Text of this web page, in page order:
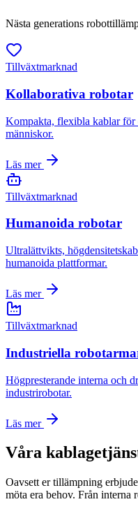
Nästa generations
Tillväxtmarknad
Kollaborativa robotar
Kompakta, flexibla kablar för
människor.
Läs mer
Tillväxtmarknad
Humanoida robotar
Ultralättvikts,
humanoida plattformar.
Läs mer
Tillväxtmarknad
Industriella
Högpresterande interna och
industrirobotar.
Läs mer
Våra
Oavsett er tillämpning
möta era behov. Från interna